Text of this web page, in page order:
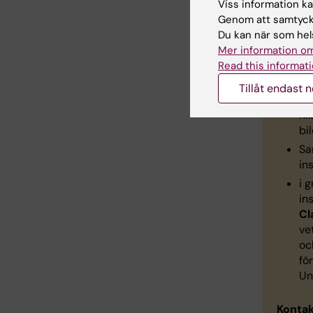
i
Viss information
Genom att
Du kan när som
Mer information
Read this
Tillåt endast